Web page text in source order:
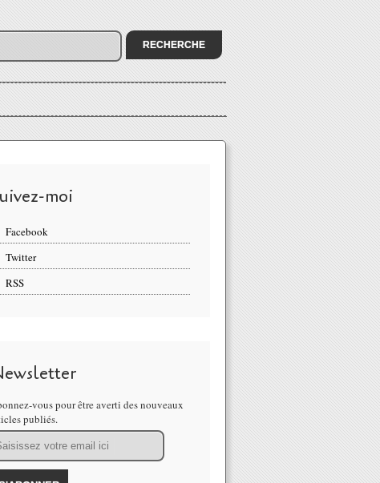
moi
Facebook
Twitter
RSS
vous pour être averti des nouveaux
publiés.